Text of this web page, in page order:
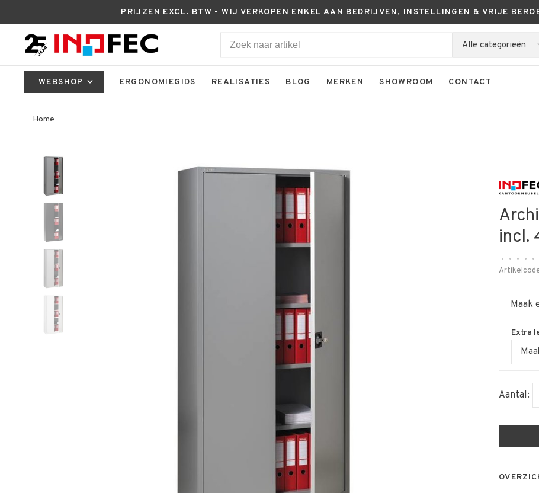
PRIJZEN EXCL. BTW - WIJ VERKOPEN ENKEL AAN BEDRIJVEN, INSTELLINGEN & VRIJE
Alle categorieën
WEBSHOP ERGONOMIEGIDS REALISATIES BLOG MERKEN SHOWROOM CONTACT
Home
incl.
• • • •
•
Maak
Extra
Aantal: